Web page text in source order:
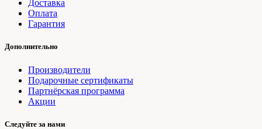
Доставка
Оплата
Гарантия
Дополнительно
Производители
Подарочные сертификаты
Партнёрская программа
Акции
Следуйте за нами